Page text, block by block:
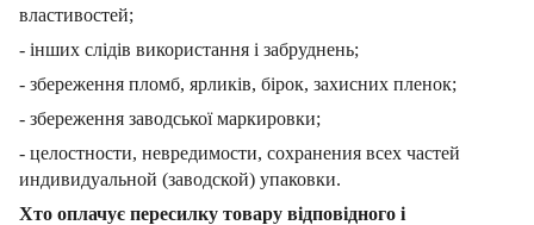
властивостей;
- інших слідів використання і забруднень;
- збереження пломб, ярликів, бірок, захисних пленок;
- збереження заводської маркировки;
- целостности, невредимости, сохранения всех частей
индивидуальной (заводской) упаковки.
Хто оплачує пересилку товару відповідного і